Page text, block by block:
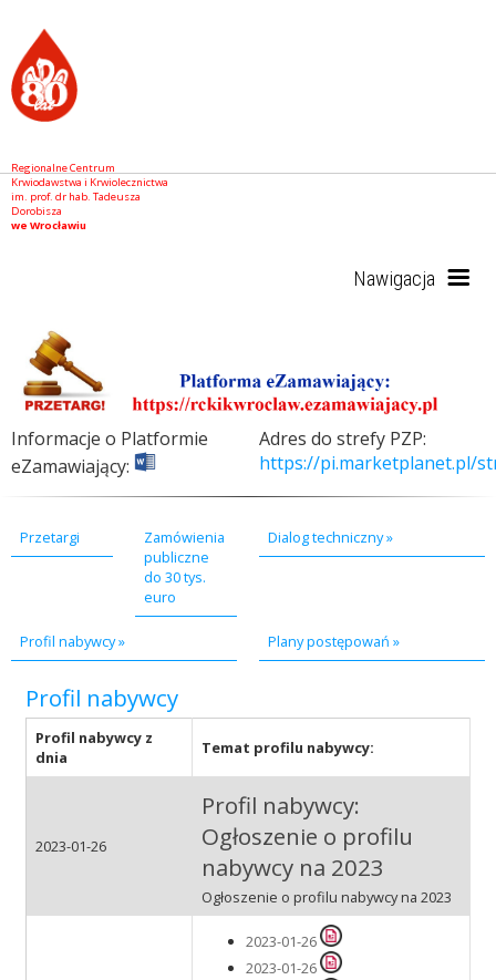
Regionalne Centrum
Krwiodawstwa i Krwiolecznictwa
im. prof. dr hab. Tadeusza
Dorobisza
we Wrocławiu
Nawigacja
Start
RCKiK
Akcje wyjazdowe
Krwiodawcy
Szpitale
Badania
Informacje o Platformie
eZamawiający:
Adres do strefy PZP:
https://pi.marketplanet.pl/
Przetargi
Zamówienia
publiczne
do 30 tys.
euro
Dialog techniczny »
Profil nabywcy » Plany postępowań »
Profil nabywcy
Profil nabywcy z
dnia
Temat profilu nabywcy:
2023-01-26
Profil nabywcy:
Ogłoszenie o profilu
nabywcy na 2023
Ogłoszenie o profilu nabywcy na 2023
2023-01-26
2023-01-26